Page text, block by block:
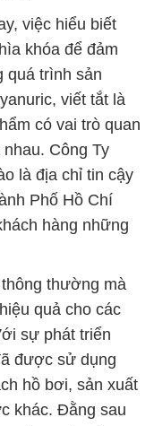
việc hiểu biết
khóa để đảm
quá trình sản
viết tắt là
có vai trò quan
Công Ty
là địa chỉ tin cậy
Phố Hồ Chí
hàng những
thường mà
quả cho các
sự phát triển
được sử dụng
hồ bơi, sản xuất
khác. Đằng sau